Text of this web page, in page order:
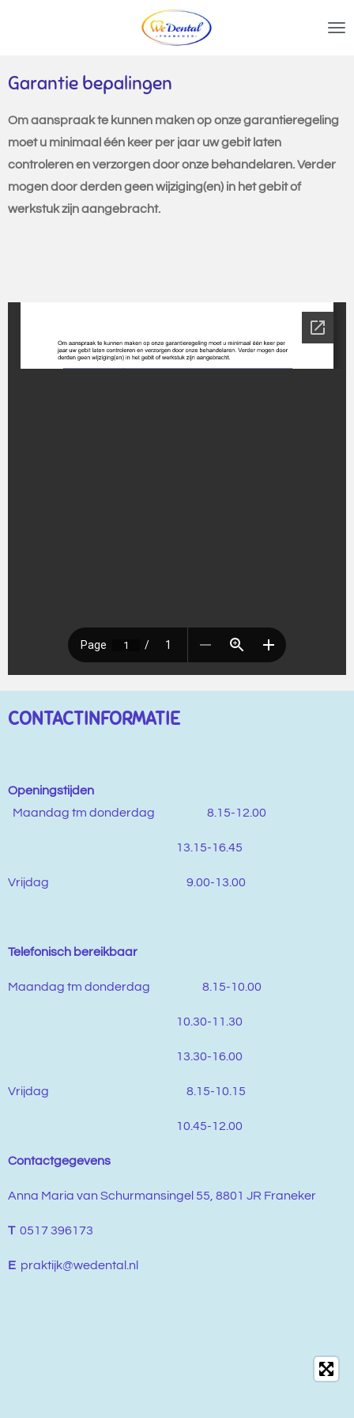
de
Garantie bepalingen
Om aanspraak te kunnen maken op onze garantieregeling
moet u minimaal één keer per jaar uw gebit laten
controleren en verzorgen door onze behandelaren. Verder
mogen door derden geen wijziging(en) in het gebit of
werkstuk zijn aangebracht.
CONTACTINFORMATIE
Openingstijden
Maandag tm donderdag 8.15-12.00
13.15-16.45
Vrijdag 9.00-13.00
Telefonisch bereikbaar
Maandag tm donderdag 8.15-10.00
10.30-11.30
13.30-16.00
Vrijdag 8.15-10.15
10.45-12.00
Contactgegevens
Anna Maria van Schurmansingel 55, 8801 JR Franeker
T 0517 396173
E praktijk@wedental.nl